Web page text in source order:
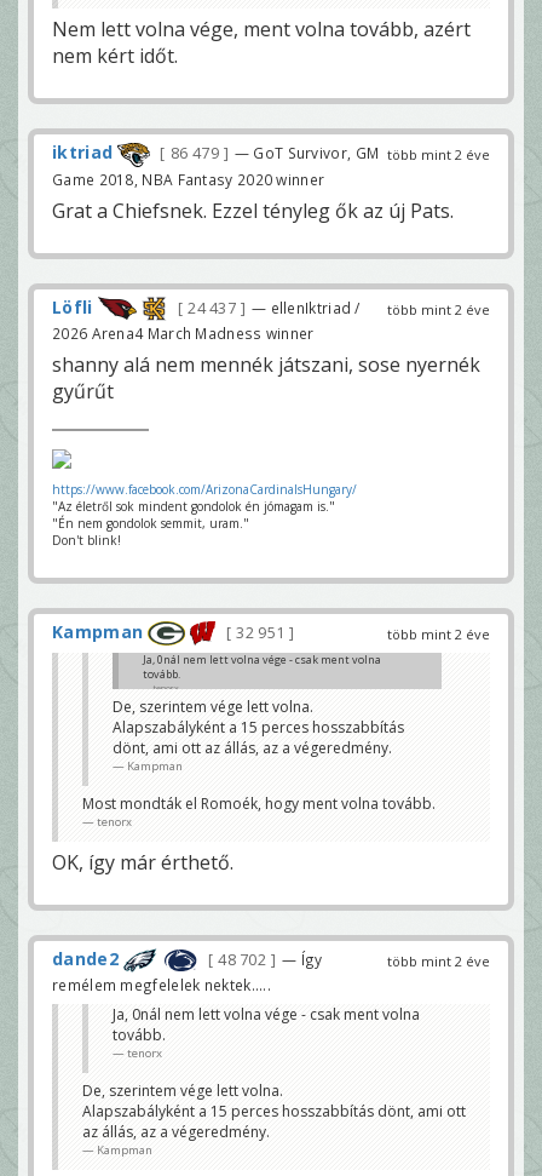
Nem lett volna vége, ment volna tovább, azért
nem kért időt.
több mint 2 éve
iktriad 86 479
— GoT Survivor, GM
Game 2018, NBA Fantasy 2020 winner
Grat a Chiefsnek. Ezzel tényleg ők az új Pats.
több mint 2 éve
Löfli 24 437
— ellenIktriad /
2026 Arena4 March Madness winner
shanny alá nem mennék játszani, sose nyernék
gyűrűt
https://www.facebook.com/ArizonaCardinalsHungary/
"Az életről sok mindent gondolok én jómagam is."
"Én nem gondolok semmit, uram."
Don't blink!
több mint 2 éve
Kampman 32 951
Ja, 0nál nem lett volna vége - csak ment volna
tovább.
tenorx
De, szerintem vége lett volna.
Alapszabályként a 15 perces hosszabbítás
dönt, ami ott az állás, az a végeredmény.
Kampman
Most mondták el Romoék, hogy ment volna tovább.
tenorx
OK, így már érthető.
több mint 2 éve
dande2 48 702
— Így
remélem megfelelek nektek.....
Ja, 0nál nem lett volna vége - csak ment volna
tovább.
tenorx
De, szerintem vége lett volna.
Alapszabályként a 15 perces hosszabbítás dönt, ami ott
az állás, az a végeredmény.
Kampman